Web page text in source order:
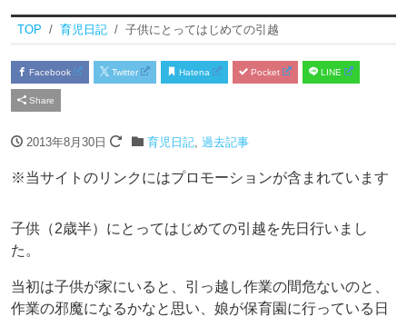
TOP 育児日記 子供にとってはじめての引越
Facebook Twitter Hatena Pocket LINE
Share
2013年8月30日 育児日記, 過去記事
※当サイトのリンクにはプロモーションが含まれています
子供（2歳半）にとってはじめての引越を先日行いまし
た。
当初は子供が家にいると、引っ越し作業の間危ないのと、
作業の邪魔になるかなと思い、娘が保育園に行っている日